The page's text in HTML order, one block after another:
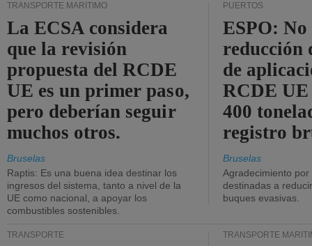
TRANSPORTE MARÍTIMO
La ECSA considera
que la revisión
propuesta del RCDE
UE es un primer paso,
pero deberían seguir
muchos otros.
Bruselas
Raptis: Es una buena idea destinar los
ingresos del sistema, tanto a nivel de la
UE como nacional, a apoyar los
combustibles sostenibles.
PUERTOS
ESPO: No
reducción
de
RCDE UE
400
registro
Bruselas
Agradecimiento
destinadas a
buques evasivas.
TRANSPORTE TRANSPORTE